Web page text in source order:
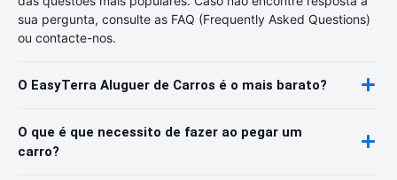
sua pergunta, consulte as FAQ (Frequently Asked Questions)
ou contacte-nos.
O EasyTerra Aluguer de Carros é o mais barato?
O que é que necessito de fazer ao pegar um
carro?